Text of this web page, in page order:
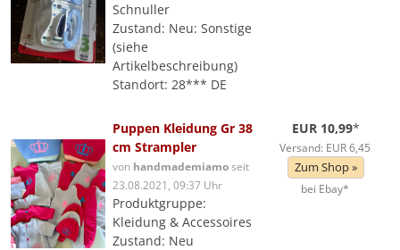
Schnuller
Zustand: Neu: Sonstige
(siehe
Artikelbeschreibung)
Standort: 28*** DE
Puppen Kleidung Gr 38
cm Strampler
von handmademiamoseit
23.08.2021, 09:37 Uhr
Produktgruppe:
Kleidung & Accessoires
Zustand: Neu
EUR 10,99*
Versand: EUR 6,45
Zum Shop »
bei Ebay*